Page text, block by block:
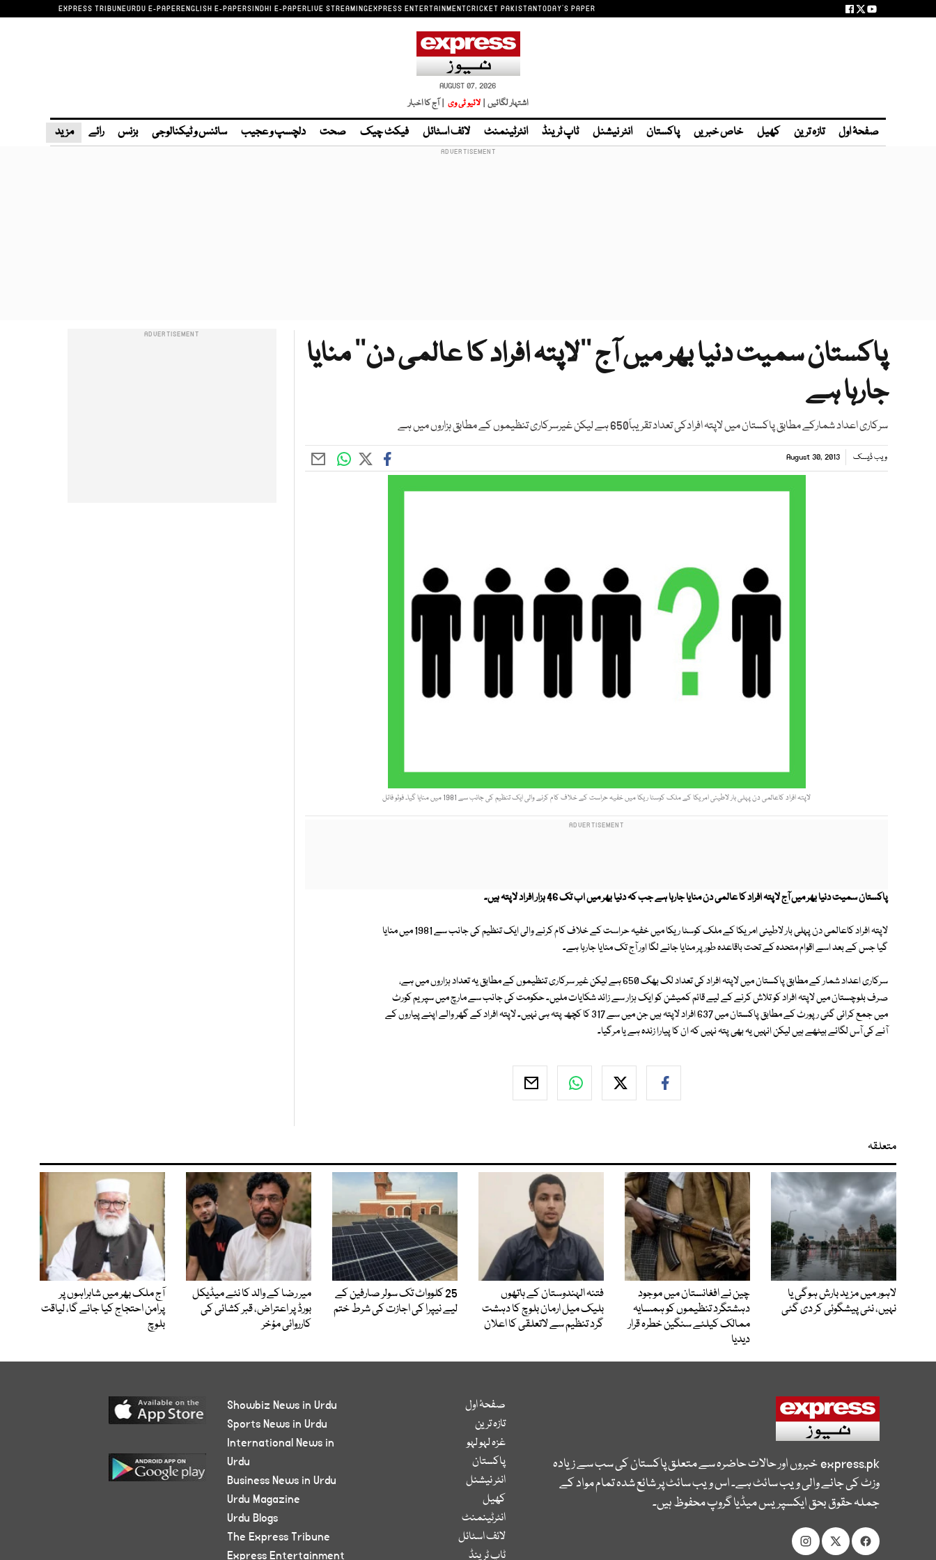
EXPRESS TRIBUNEURDU E-PAPERENGLISH E-PAPERSINDHI E-PAPERLIVE STREAMINGEXPRESS ENTERTAINMENTCRICKET PAKISTANTODAY'S PAPER
AUGUST 07, 2026
اشتہار لگائیں | لائیو ٹی وی | آج کا اخبار
صفحۂ اول تازہ ترین کھیل خاص خبریں پاکستان انٹر نیشنل ٹاپ ٹرینڈ انٹرٹینمنٹ لائف اسٹائل فیکٹ چیک صحت دلچسپ و عجیب سائنس و ٹیکنالوجی بزنس رائے مزید
پاکستان سمیت دنیا بھر میں آج ’’لاپتہ افراد کا عالمی دن‘‘ منایا
جارہا ہے
سرکاری اعداد شمارکے مطابق پاکستان میں لاپتہ افرادکی تعداد تقریباً650 ہے لیکن غیرسرکاری تنظیموں کے مطابق ہزاروں میں ہے
ویب ڈیسک August 30, 2013
لاپتہ افراد کاعالمی دن پہلی بار لاطینی امریکا کے ملک کوسٹا ریکا میں خفیہ حراست کے خلاف کام کرنے والی ایک تنظیم کی جانب سے 1981 میں منایا گیا۔ فوٹو فائل
پاکستان سمیت دنیا بھر میں آج لاپتہ افراد کا عالمی دن منایا جارہا ہے جب کہ دنیا بھر میں اب تک 46 ہزار افراد لاپتہ ہیں۔
لاپتہ افراد کاعالمی دن پہلی بار لاطینی امریکا کے ملک کوسٹا ریکا میں خفیہ حراست کے خلاف کام کرنے والی ایک تنظیم کی جانب سے 1981 میں منایا
گیا جس کے بعد اسے اقوام متحدہ کے تحت باقاعدہ طور پر منایا جانے لگا اور آج تک منایا جارہا ہے۔
سرکاری اعداد شمار کے مطابق پاکستان میں لاپتہ افراد کی تعداد لگ بھگ 650 ہے لیکن غیر سرکاری تنظیموں کے مطابق یہ تعداد ہزاروں میں ہے،
صرف بلوچستان میں لاپتہ افراد کو تلاش کرنے کے لیے قائم کمیشن کو ایک ہزار سے زائد شکایات ملیں۔ حکومت کی جانب سے مارچ میں سپریم کورٹ
میں جمع کرائی گئی رپورٹ کے مطابق پاکستان میں 637 افراد لاپتہ ہیں جن میں سے 317 کا کچھ پتہ ہی نہیں۔ لاپتہ افراد کے گھر والے اپنے پیاروں کے
آنے کی آس لگائے بیٹھے ہیں لیکن انہیں یہ بھی پتہ نہیں کہ ان کا پیارا زندہ ہے یا مرگیا۔
متعلقہ
لاہور میں مزید بارش ہوگی یا
نہیں، نئی پیشگوئی کر دی گئی
چین نے افغانستان میں موجود
دہشتگرد تنظیموں کو ہمسایہ
ممالک کیلئے سنگین خطرہ قرار
دیدیا
فتنہ الہندوستان کے ہاتھوں
بلیک میل ارمان بلوچ کا دہشت
گرد تنظیم سے لاتعلقی کا اعلان
25 کلوواٹ تک سولر صارفین کے
لیے نیپرا کی اجازت کی شرط ختم
میر رضا کے والد کا نئے میڈیکل
بورڈ پر اعتراض، قبر کشائی کی
کارروائی مؤخر
آج ملک بھر میں شاہراہوں پر
پرامن احتجاج کیا جائے گا، لیاقت
بلوچ
express.pkخبروں اور حالات حاضرہ سے متعلق پاکستان کی سب سے زیادہ
وزٹ کی جانے والی ویب سائٹ ہے۔ اس ویب سائٹ پر شائع شدہ تمام مواد کے
جملہ حقوق بحق ایکسپریس میڈیا گروپ محفوظ ہیں۔
صفحۂ اول
تازہ ترین
غزہ لہو لہو
پاکستان
انٹر نیشنل
کھیل
انٹرٹینمنٹ
لائف اسٹائل
ٹاپ ٹرینڈ
Showbiz News in Urdu
Sports News in Urdu
International News in
Urdu
Business News in Urdu
Urdu Magazine
Urdu Blogs
The Express Tribune
Express Entertainment